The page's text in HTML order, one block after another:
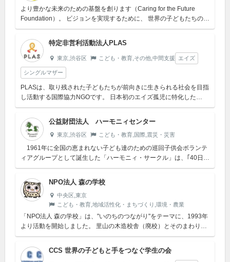
より豊かな未来のための基盤を創ります（Caring for the Future
Foundation）。 ビジョンを実現するために、 世界の子どもたちの支
援を中心とした国際協力活動を通じて、 ...
特定非営利活動法人PLAS
東京,渋谷区 こども・教育,その他,中間支援 エイズ
シングルマザー
PLASは、取り残された子どもたちが前向きに生きられる社会を目指
し活動する国際協力NGOです。 日本初のエイズ孤児に特化した
NGOで、2005年12月に設立されました。現在はウガンダ共和国、
ケニ...
公益財団法人 ハーモニィセンター
東京,渋谷区 こども・教育,国際,震災・災害
1961年に全国の恵まれない子ども達のための巡回子供会ボランテ
ィアグループとして誕生した「ハーモニィ・サークル」は、｢40日間
ヨーロッパ一人旅（ＦＴE）｣で出会った「ポニー」により日本初の
「ポ...
NPO法人 森の学校
中央区,東京
こども・教育,地域活性化・まちづくり,環境・農業
「NPO法人 森の学校」は、"いのちのつながり"をテーマに、1993年
より活動を開始しました。 里山の木造校舎（廃校）とそのまわりの
自然を主なフィールドに、自然体験、野外教育、環境教育、食育
な...
CCS 世界の子どもと手をつなぐ学生の会